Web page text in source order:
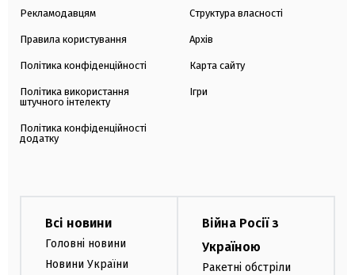
Рекламодавцям
Правила користування
Політика конфіденційності
Політика використання
штучного інтелекту
Політика конфіденційності
додатку
Структура власності
Архів
Карта сайту
Ігри
Всі новини
Головні новини
Новини України
Війна Росії з
Україною
Ракетні обстріли